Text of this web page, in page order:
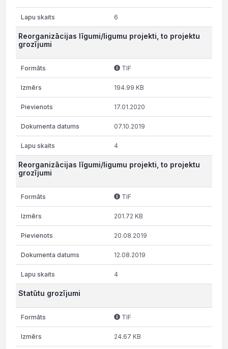
6
Reorganizācijas līgumi/ligumu projekti, to projektu
grozījumi
TIF
194.99 KB
17.01.2020
07.10.2019
4
Reorganizācijas līgumi/ligumu projekti, to projektu
grozījumi
TIF
201.72 KB
20.08.2019
12.08.2019
4
Statūtu grozījumi
TIF
24.67 KB